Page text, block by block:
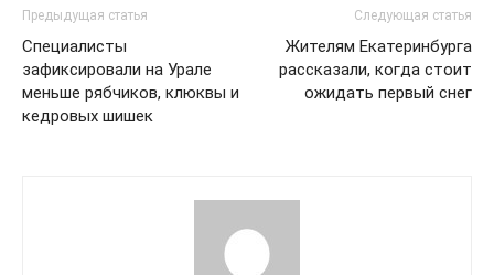
Предыдущая статья
Специалисты
зафиксировали на Урале
меньше рябчиков, клюквы и
кедровых шишек
Следующая статья
Жителям Екатеринбурга
рассказали, когда стоит
ожидать первый снег